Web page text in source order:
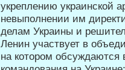
укреплению украинской
невыполнении им
делам Украины и
Ленин участвует в
на котором обсуждаются